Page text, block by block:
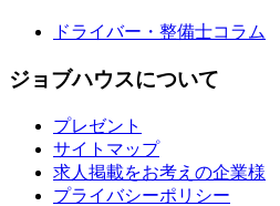
ドライバー・整備士コラム
ジョブハウスについて
プレゼント
サイトマップ
求人掲載をお考えの企業様
プライバシーポリシー